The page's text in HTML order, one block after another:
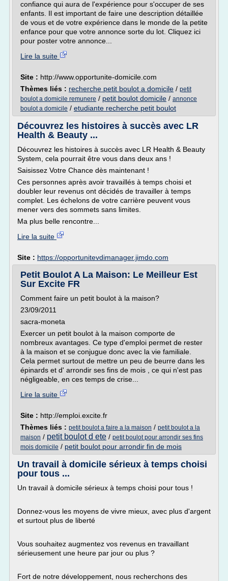
confiance qui aura de l'expérience pour s'occuper de ses
enfants. Il est important de faire une description détaillée
de vous et de votre expérience dans le monde de la petite
enfance pour que votre annonce sorte du lot. Cliquez ici
pour poster votre annonce...
Lire la suite
Site : http://www.opportunite-domicile.com
Thèmes liés : recherche petit boulot a domicile / petit
boulot a domicile remunere / petit boulot domicile / annonce
boulot a domicile / etudiante recherche petit boulot
Découvrez les histoires à succès avec LR
Health & Beauty ...
Découvrez les histoires à succès avec LR Health & Beauty
System, cela pourrait être vous dans deux ans !
Saisissez Votre Chance dès maintenant !
Ces personnes après avoir travaillés à temps choisi et
doubler leur revenus ont décidés de travailler à temps
complet. Les échelons de votre carrière peuvent vous
mener vers des sommets sans limites.
Ma plus belle rencontre...
Lire la suite
Site : https://opportunitevdimanager.jimdo.com
Petit Boulot A La Maison: Le Meilleur Est
Sur Excite FR
Comment faire un petit boulot à la maison?
23/09/2011
sacra-moneta
Exercer un petit boulot à la maison comporte de
nombreux avantages. Ce type d'emploi permet de rester
à la maison et se conjugue donc avec la vie familiale.
Cela permet surtout de mettre un peu de beurre dans les
épinards et d' arrondir ses fins de mois , ce qui n'est pas
négligeable, en ces temps de crise...
Lire la suite
Site : http://emploi.excite.fr
Thèmes liés : petit boulot a faire a la maison / petit boulot a la
maison / petit boulot d ete / petit boulot pour arrondir ses fins
mois domicile / petit boulot pour arrondir fin de mois
Un travail à domicile sérieux à temps choisi
pour tous ...
Un travail à domicile sérieux à temps choisi pour tous !
Donnez-vous les moyens de vivre mieux, avec plus d'argent
et surtout plus de liberté
Vous souhaitez augmentez vos revenus en travaillant
sérieusement une heure par jour ou plus ?
Fort de notre développement, nous recherchons des